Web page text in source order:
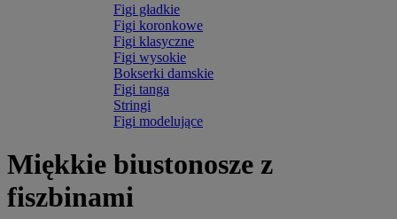
Figi gładkie
Figi koronkowe
Figi klasyczne
Figi wysokie
Bokserki damskie
Figi tanga
Stringi
Figi modelujące
Miękkie biustonosze z
fiszbinami